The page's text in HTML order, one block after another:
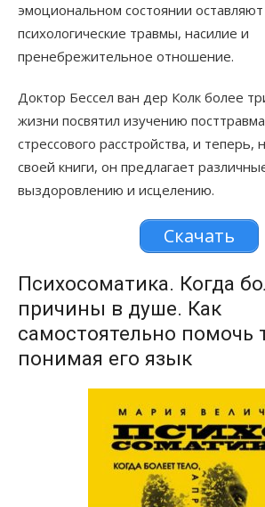
эмоциональном состоянии
психологические травмы, насилие и
пренебрежительное отношение.
Доктор Бессел ван дер Колк более
жизни посвятил изучению
стрессового расстройства, и теперь,
своей книги, он предлагает
выздоровлению и исцелению.
Скачать
Психосоматика. Когда
причины в душе. Как
самостоятельно помочь
понимая его язык